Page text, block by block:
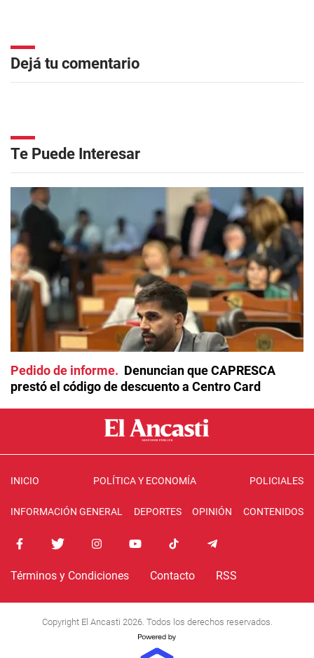
Dejá tu comentario
Te Puede Interesar
Pedido de informe
Denuncian que CAPRESCA
prestó el código de descuento a Centro Card
INICIO POLÍTICA Y ECONOMÍA POLICIALES
INFORMACIÓN GENERAL DEPORTES OPINIÓN CONTENIDOS
Términos y Condiciones Contacto RSS
Copyright El Ancasti 2026. Todos los derechos reservados.